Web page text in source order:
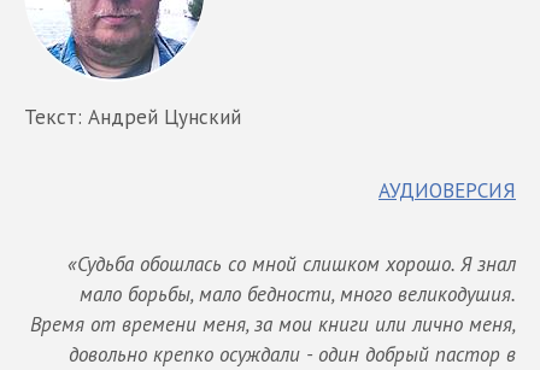
Текст: Андрей Цунский
АУДИОВЕРСИЯ
«Судьба обошлась со мной слишком хорошо. Я знал
мало борьбы, мало бедности, много великодушия.
Время от времени меня, за мои книги или лично меня,
довольно крепко осуждали - один добрый пастор в